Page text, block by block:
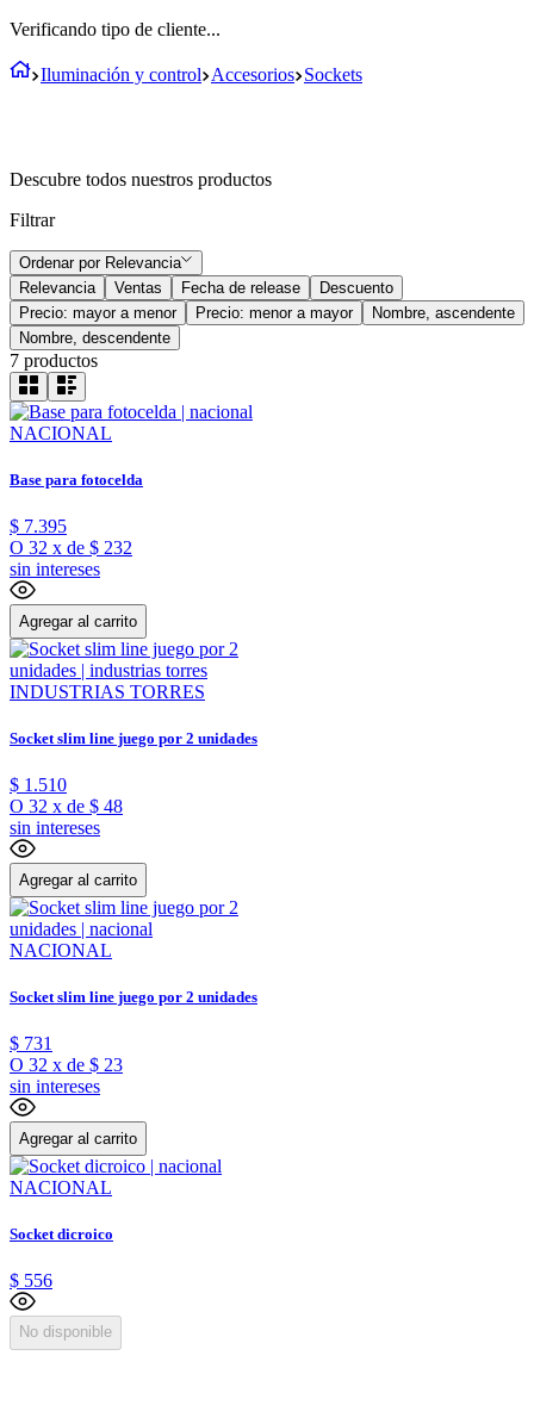
Verificando tipo de cliente...
Iluminación y control Accesorios Sockets
Descubre todos nuestros productos
Filtrar
Ordenar por Relevancia
Relevancia
Ventas Fecha de release
Descuento
Precio: mayor a menor
Precio: menor a mayor
Nombre, ascendente
Nombre, descendente
7 productos
NACIONAL
Base para fotocelda
$ 7.395
O 32 x de $ 232
sin intereses
Agregar al carrito
INDUSTRIAS TORRES
Socket slim line juego por 2 unidades
$ 1 .510
O 32 x de $ 48
sin intereses
Agregar al carrito
NACIONAL
Socket slim line juego por 2 unidades
$ 731
O 32 x de $ 23
sin intereses
Agregar al carrito
NACIONAL
Socket dicroico
$ 556
No disponible